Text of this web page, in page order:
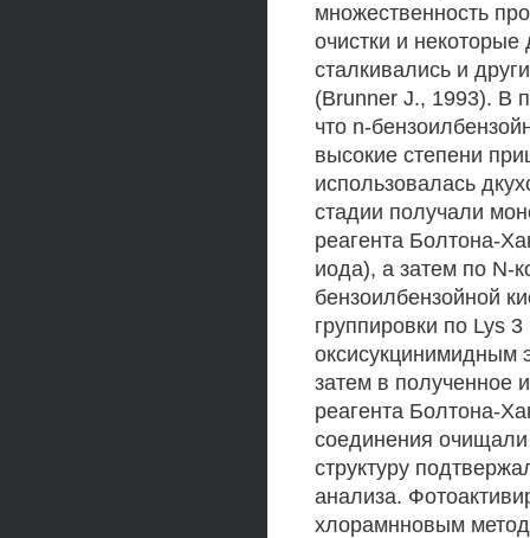
множественность
очистки и
сталкивались и
(Brunner J., 1993). В
что n-
высокие степени
использовалась
стадии получали
реагента Болтона-
иода), а затем по N-
бензоилбензойной
группировки по Lys
оксисукцинимидным
затем в полученное
реагента Болтона-
соединения
структуру
анализа.
хлорамнновым